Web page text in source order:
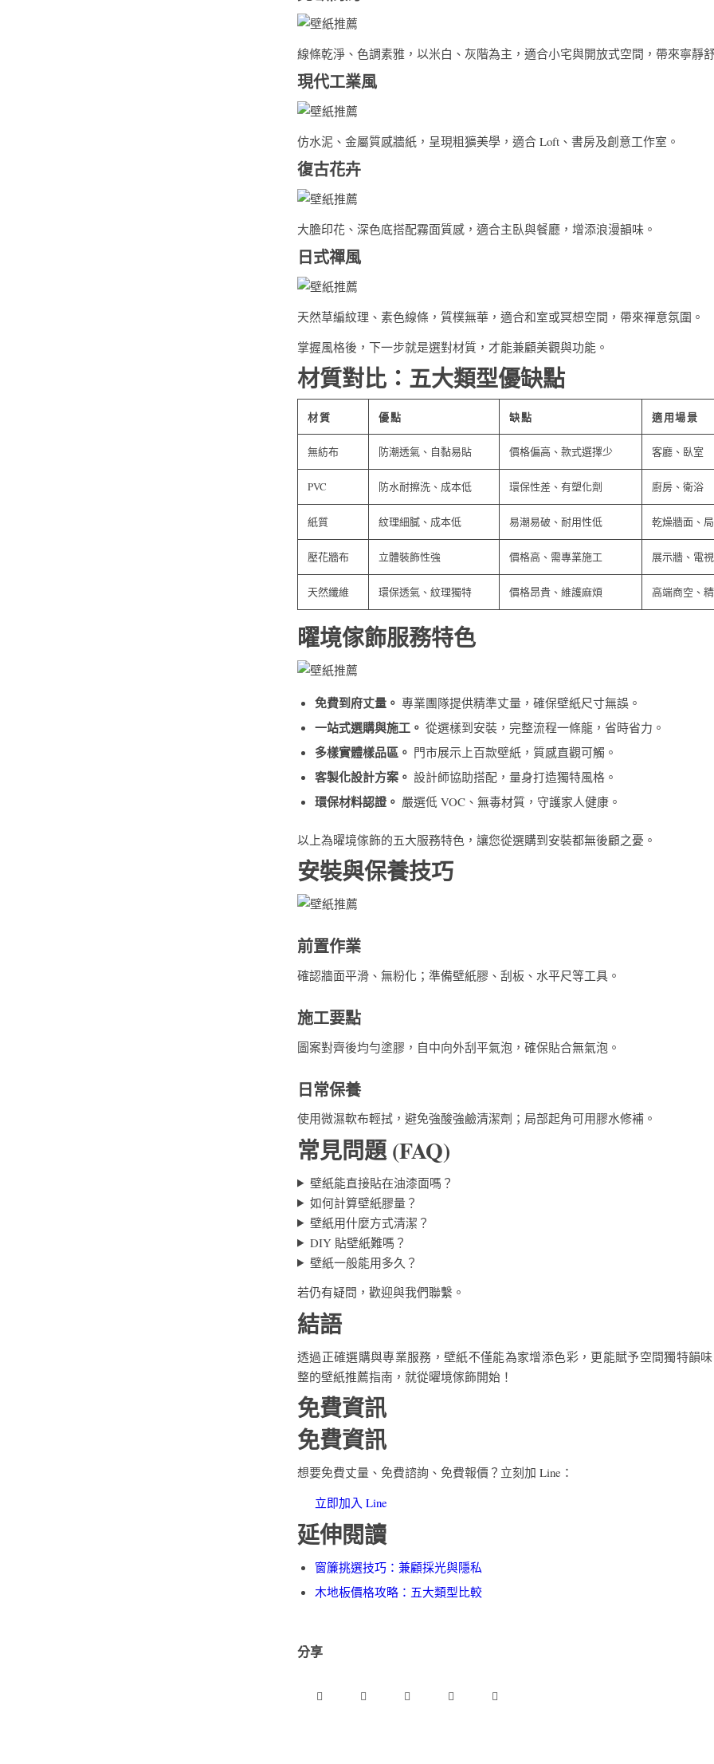
線條乾淨、色調素雅，以米白、灰階為主，適合小宅與開放式空間，帶來寧靜
現代工業風
仿水泥、金屬質感牆紙，呈現粗獷美學，適合 Loft、書房及創意工作室。
復古花卉
大膽印花、深色底搭配霧面質感，適合主臥與餐廳，增添浪漫韻味。
日式禪風
天然草編紋理、素色線條，質樸無華，適合和室或冥想空間，帶來禪意氛圍。
掌握風格後，下一步就是選對材質，才能兼顧美觀與功能。
材質對比：五大類型優缺點
材質 優點 缺點 適用場景
無紡布 防潮透氣、自黏易貼 價格偏高、款式選擇少 客廳、臥室
PVC 防水耐擦洗、成本低 環保性差、有塑化劑 廚房、衛浴
紙質 紋理細膩、成本低 易潮易破、耐用性低 乾燥牆面、
壓花牆布 立體裝飾性強 價格高、需專業施工 展示牆、電
天然纖維 環保透氣、紋理獨特 價格昂貴、維護麻煩 高端商空、
曜境傢飾服務特色
免費到府丈量。 專業團隊提供精準丈量，確保壁紙尺寸無誤。
一站式選購與施工。 從選樣到安裝，完整流程一條龍，省時省力。
多樣實體樣品區。 門市展示上百款壁紙，質感直觀可觸。
客製化設計方案。 設計師協助搭配，量身打造獨特風格。
環保材料認證。 嚴選低 VOC、無毒材質，守護家人健康。
以上為曜境傢飾的五大服務特色，讓您從選購到安裝都無後顧之憂。
安裝與保養技巧
前置作業
確認牆面平滑、無粉化；準備壁紙膠、刮板、水平尺等工具。
施工要點
圖案對齊後均勻塗膠，自中向外刮平氣泡，確保貼合無氣泡。
日常保養
使用微濕軟布輕拭，避免強酸強鹼清潔劑；局部起角可用膠水修補。
常見問題 (FAQ)
壁紙能直接貼在油漆面嗎？
如何計算壁紙膠量？
壁紙用什麼方式清潔？
DIY 貼壁紙難嗎？
壁紙一般能用多久？
若仍有疑問，歡迎與我們聯繫。
結語
透過正確選購與專業服務，壁紙不僅能為家增添色彩，更能賦予空間獨特韻
整的壁紙推薦指南，就從曜境傢飾開始！
免費資訊
免費資訊
想要免費丈量、免費諮詢、免費報價？立刻加 Line：
立即加入 Line
延伸閱讀
窗簾挑選技巧：兼顧採光與隱私
木地板價格攻略：五大類型比較
分享